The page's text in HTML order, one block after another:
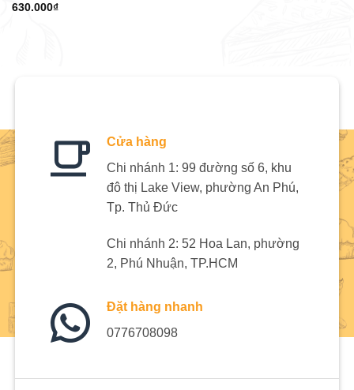
630.000₫
Cửa hàng
Chi nhánh 1: 99 đường số 6, khu
đô thị Lake View, phường An Phú,
Tp. Thủ Đức
Chi nhánh 2: 52 Hoa Lan, phường
2, Phú Nhuận, TP.HCM
Đặt hàng nhanh
0776708098